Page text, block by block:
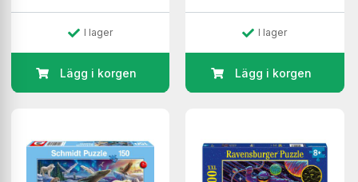
I lager
Lägg i korgen
I lager
Lägg i korgen